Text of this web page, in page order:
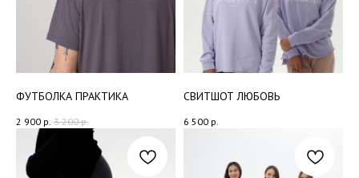
ФУТБОЛКА ПРАКТИКА
2 900 р. 3 200 р.
СВИТШОТ ЛЮБОВЬ
6 500 р.